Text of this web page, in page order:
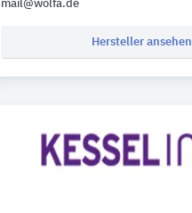
mail@wolfa.de
Hersteller ansehen